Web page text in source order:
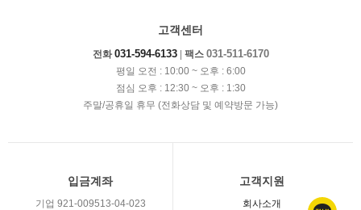
고객센터
전화 031-594-6133| 팩스 031-511-6170
평일 오전 : 10:00 ~ 오후 : 6:00
점심 오후 : 12:30 ~ 오후 : 1:30
주말/공휴일 휴무 (전화상담 및 예약방문 가능)
입금계좌
기업 921-009513-04-023
고객지원
회사소개